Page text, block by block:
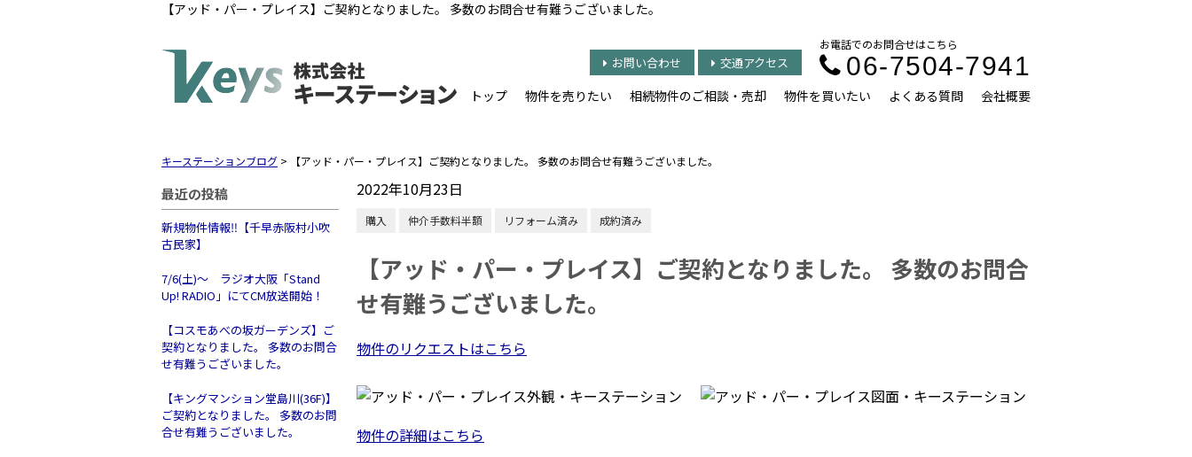
【アッド・パー・プレイス】ご契約となりました。 多数のお問合せ有難うございました。
お電話でのお問合せはこちら
06-7504-7941
お問い合わせ 交通アクセス
トップ 物件を売りたい 相続物件のご相談・売却 物件を買いたい よくある質問 会社概要
キーステーションブログ > 【アッド・パー・プレイス】ご契約となりました。 多数のお問合せ有難うございました。
最近の投稿
新規物件情報‼【千早赤阪村小吹
古民家】
7/6(土)～ ラジオ大阪「Stand
Up! RADIO」にてCM放送開始！
【コスモあべの坂ガーデンズ】ご
契約となりました。 多数のお問合
せ有難うございました。
【キングマンション堂島川(36F)】
ご契約となりました。 多数のお問
合せ有難うございました。
2022年10月23日
購入 仲介手数料半額 リフォーム済み 成約済み
【アッド・パー・プレイス】ご契約となりました。 多数のお問合
せ有難うございました。
物件のリクエストはこちら
物件の詳細はこちら